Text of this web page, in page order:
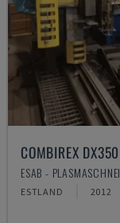
COMBIREX
ESAB -
ESTLAND 2012